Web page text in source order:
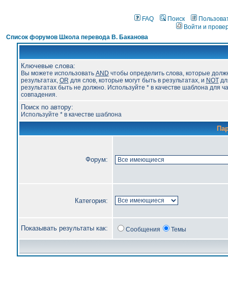
FAQ Поиск
Войти и
Список форумов Школа перевода В. Баканова
Ключевые слова:
Вы можете использовать AND чтобы определить слова, которые
результатах, OR для слов, которые могут быть в результатах, и NOT
результатах быть не должно. Используйте * в качестве шаблона для
совпадения.
Поиск по автору:
Используйте * в качестве шаблона
Форум:
Категория:
Показывать результаты как: Сообщения Темы